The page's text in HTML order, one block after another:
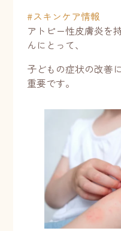
#スキンケア情報
アトピー性皮膚炎を
んにとって、
子どもの症状の改善
重要です。